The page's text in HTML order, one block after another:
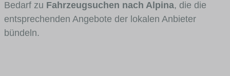
Bedarf zu Fahrzeugsuchen nach Alpina, die die
entsprechenden Angebote der lokalen Anbieter
bündeln.